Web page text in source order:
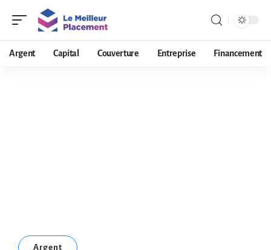
Argent Capital Couverture Entreprise Financement
Argent